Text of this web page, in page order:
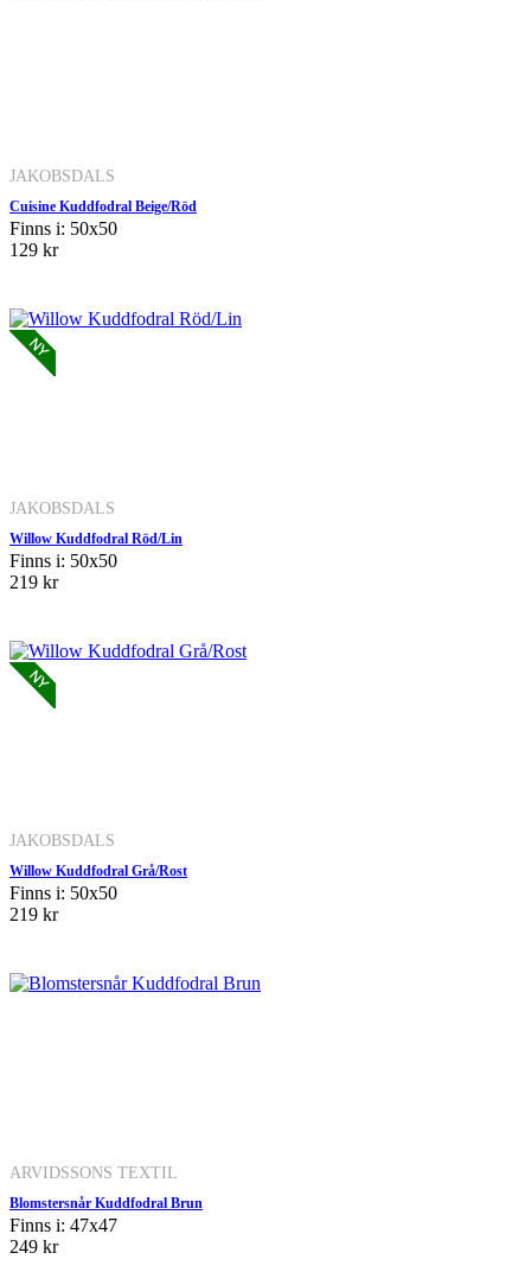
JAKOBSDALS
Cuisine Kuddfodral Beige/Röd
Finns i: 50x50
129 kr
JAKOBSDALS
Willow Kuddfodral Röd/Lin
Finns i: 50x50
219 kr
JAKOBSDALS
Willow Kuddfodral Grå/Rost
Finns i: 50x50
219 kr
ARVIDSSONS TEXTIL
Blomstersnår Kuddfodral Brun
Finns i: 47x47
249 kr